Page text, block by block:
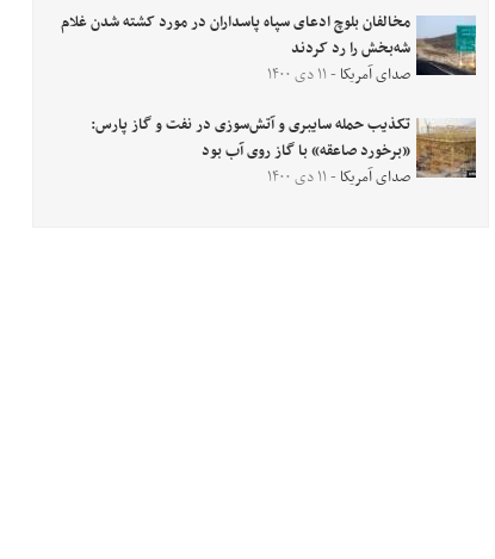
مخالفان بلوچ ادعای سپاه پاسداران در مورد کشته شدن غلام
شه‌بخش را رد کردند
صدای آمریکا - ۱۱ دی ۱۴۰۰
تکذیب حمله سایبری و آتش‌سوزی در نفت و گاز پارس:
«برخورد صاعقه» با گاز روی آب بود
صدای آمریکا - ۱۱ دی ۱۴۰۰